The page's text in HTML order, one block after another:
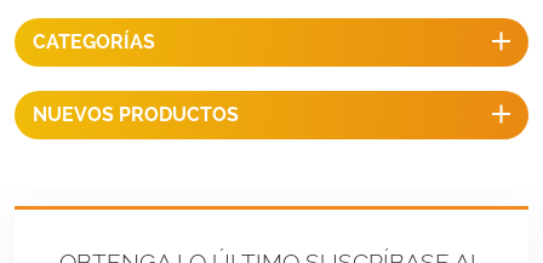
CATEGORÍAS
NUEVOS PRODUCTOS